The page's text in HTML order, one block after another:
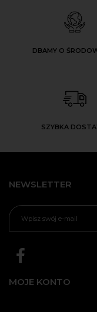
DBAMY O
SZYBKA
NEWSLETTER
MOJE KONTO